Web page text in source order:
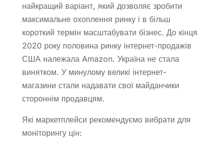
найкращий варіант, який дозволяє зробити
максимальне охоплення ринку і в більш
короткий термін масштабувати бізнес. До кінця
2020 року половина ринку інтернет-продажів
США належала Amazon. Україна не стала
винятком. У минулому великі інтернет-
магазини стали надавати свої майданчики
стороннім продавцям.
Які маркетплейси рекомендуємо вибрати для
моніторингу цін: